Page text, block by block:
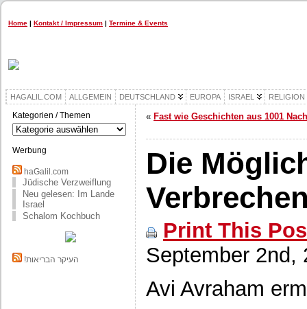
Home | Kontakt / Impressum | Termine & Events
HAGALIL.COM ALLGEMEIN DEUTSCHLAND EUROPA ISRAEL RELIGION
Kategorien / Themen
Kategorien
/
Themen
Werbung
haGalil.com
Jüdische Verzweiflung
Neu gelesen: Im Lande
Israel
Schalom Kochbuch
!העיקר הבריאות
« Fast wie Geschichten aus 1001
Die
Print This
September 2nd,
Avi Avraham